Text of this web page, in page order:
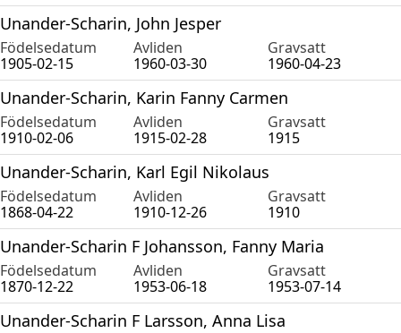
Unander-Scharin, John Jesper
Födelsedatum Avliden
Gravsatt
1905-02-15
1960-03-30 1960-04-23
Unander-Scharin, Karin Fanny Carmen
Födelsedatum Avliden
Gravsatt
1910-02-06
1915-02-28 1915
Unander-Scharin, Karl Egil Nikolaus
Födelsedatum Avliden
Gravsatt
1868-04-22
1910-12-26 1910
Unander-Scharin F Johansson, Fanny Maria
Födelsedatum Avliden
Gravsatt
1870-12-22
1953-06-18 1953-07-14
Unander-Scharin F Larsson, Anna Lisa